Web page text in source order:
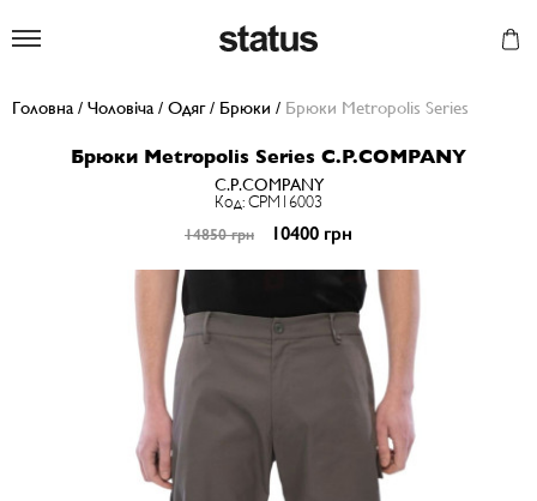
Головна / Чоловіча / Одяг/ Брюки / Брюки Metropolis Series
Брюки Metropolis Series C.P.COMPANY
C.P.COMPANY
Код: CPM16003
14850 грн 10400 грн